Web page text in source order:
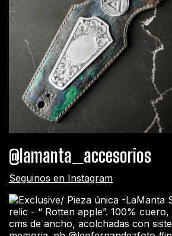
@lamanta_accesorios
Seguinos en Instagram